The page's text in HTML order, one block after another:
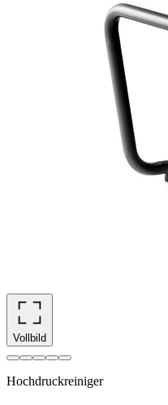
Vollbild
Hochdruckreiniger